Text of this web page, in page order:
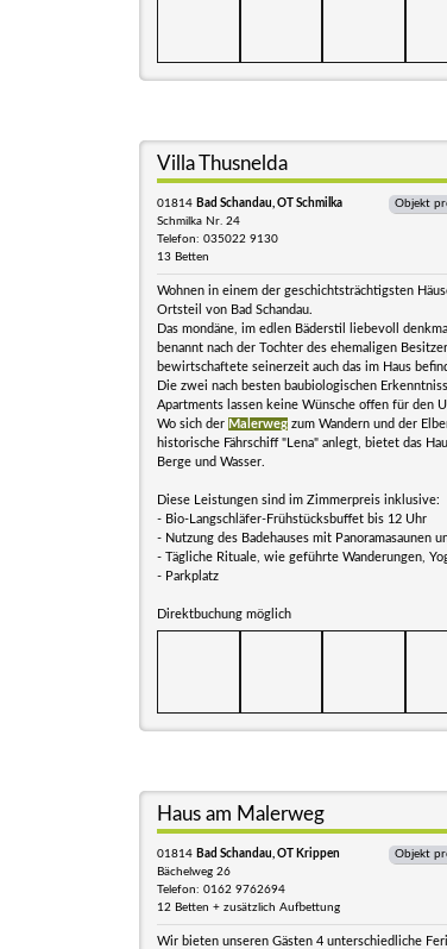
Villa Thusnelda
01814 Bad Schandau, OT Schmilka
Schmilka Nr. 24
Telefon: 035022 9130
13 Betten
Objekt
Wohnen in einem der geschichtsträchtigsten
Ortsteil von Bad Schandau.
Das mondäne, im edlen Bäderstil liebevoll
benannt nach der Tochter des ehemaligen
bewirtschaftete seinerzeit auch das im Haus
Die zwei nach besten baubiologischen
Apartments lassen keine Wünsche offen für den
Wo sich der Malerweg zum Wandern und der
historische Fährschiff "Lena" anlegt, bietet das
Berge und Wasser.
Diese Leistungen sind im Zimmerpreis inklusive:
- Bio-Langschläfer-Frühstücksbuffet bis 12 Uhr
- Nutzung des Badehauses mit Panoramasaunen
- Tägliche Rituale, wie geführte Wanderungen,
- Parkplatz
Direktbuchung möglich
Haus am Malerweg
01814 Bad Schandau, OT Krippen
Bächelweg 26
Telefon: 0162 9762694
12 Betten + zusätzlich Aufbettung
Objekt
Wir bieten unseren Gästen 4 unterschiedliche